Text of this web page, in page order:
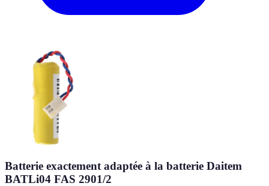
Batterie exactement adaptée à la batterie Daitem
BATLi04 FAS 2901/2